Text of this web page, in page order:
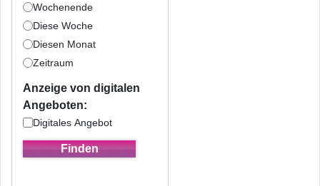
Wochenende
Diese Woche
Diesen Monat
Zeitraum
Anzeige von digitalen
Angeboten:
Digitales Angebot